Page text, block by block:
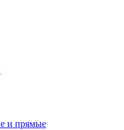
и прямые